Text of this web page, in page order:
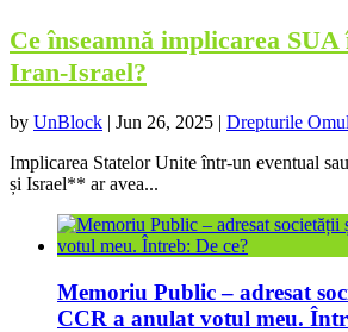
Ce înseamnă implicarea
Iran-Israel?
by UnBlock | Jun 26, 2025 | Drepturile
Implicarea Statelor Unite într-un eventual
și Israel** ar avea...
Memoriu Public – adresat
CCR a anulat votul meu.